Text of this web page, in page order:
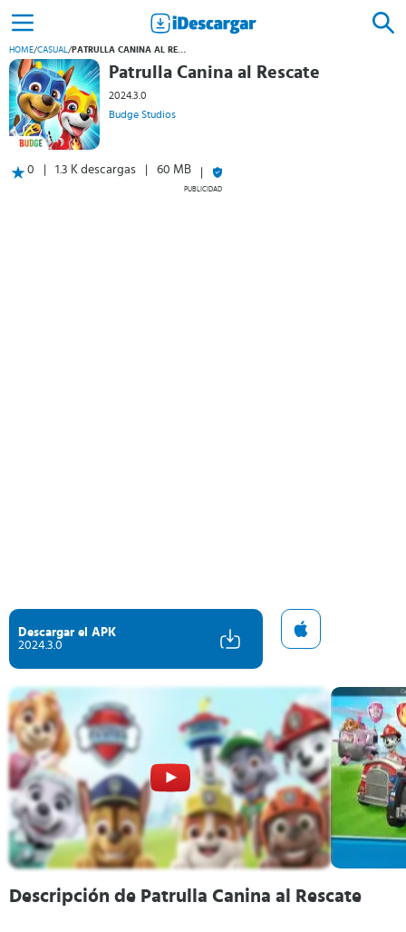
HOME/CASUAL/ PATRULLA CANINA AL RESCATE
Patrulla Canina al Rescate
2024.3.0
Budge Studios
0 1.3 K descargas 60 MB
PUBLICIDAD
Descargar el APK
2024.3.0
Descripción de Patrulla Canina al Rescate